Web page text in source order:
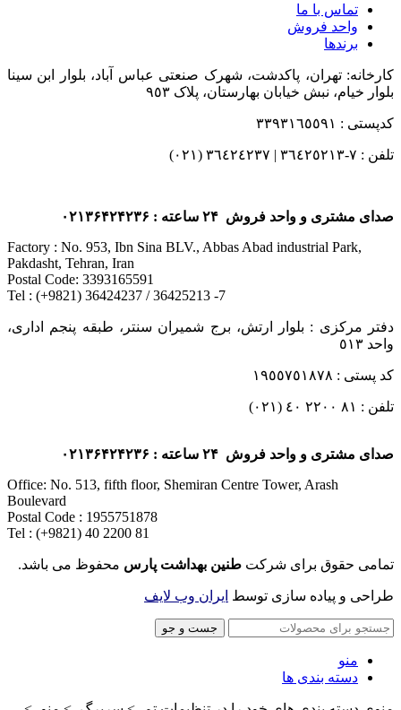
تماس با ما
واحد فروش
برندها
کارخانه: تهران، پاکدشت، شهرک صنعتی عباس آباد، بلوار ابن سینا
بلوار خیام، نبش خیابان بهارستان، پلاک ٩٥٣
کدپستی : ٣٣٩٣١٦٥٥٩١
تلفن : ٧-٣٦٤٢٥٢١٣ | ٣٦٤٢٤٢٣٧ (٠٢١)
صدای مشتری و واحد فروش ۲۴ ساعته : ۰۲۱۳۶۴۲۴۲۳۶
Factory : No. 953, Ibn Sina BLV., Abbas Abad industrial Park,
Pakdasht, Tehran, Iran
Postal Code: 3393165591
Tel : (+9821) 36424237 / 36425213 -7
دفتر مرکزی : بلوار ارتش، برج شمیران سنتر، طبقه پنجم اداری،
واحد ٥١٣
کد پستی : ١٩٥٥٧٥١٨٧٨
تلفن : ٨١ ٢٢٠٠ ٤٠ (٠٢١)
صدای مشتری و واحد فروش ۲۴ ساعته : ۰۲۱۳۶۴۲۴۲۳۶
Office: No. 513, fifth floor, Shemiran Centre Tower, Arash
Boulevard
Postal Code : 1955751878
Tel : (+9821) 40 2200 81
تمامی حقوق برای شرکت طنین بهداشت پارس محفوظ می باشد.
طراحی و پیاده سازی توسط ایران وب لایف
جست و جو
منو
دسته بندی ها